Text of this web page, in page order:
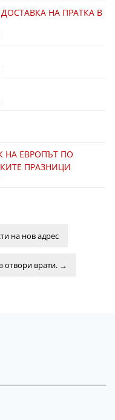
НА ПРАТКА В
НА ЕВРОПЪТ ПО
ПРАЗНИЦИ
на нов адрес
отвори врати. →